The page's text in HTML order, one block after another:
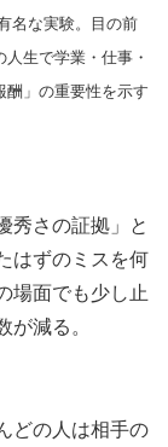
名な実験。目の前
生で学業・仕事・
酬」の重要性を示す
秀さの証拠」と
はずのミスを何
場面でも少し止
が減る。
どの人は相手の